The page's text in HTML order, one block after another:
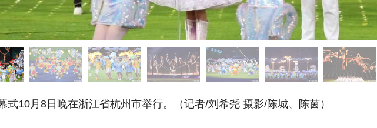
10月8日晚在浙江省杭州市举行。（记者/刘希尧 摄影/陈城、陈茵）